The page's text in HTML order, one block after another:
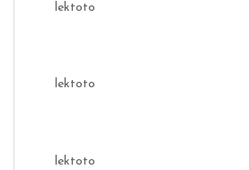
lektoto
lektoto
lektoto